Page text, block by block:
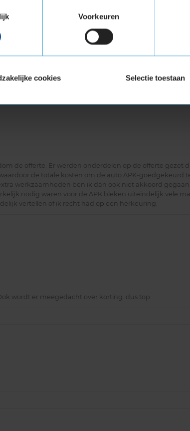
Voorkeuren
cookies Selectie toestaan
de offerte. Er werden onderdelen op de offerte gezet
de totale kosten om de auto APK-goedgekeurd
werkzaamheden ben ik dan ook niet akkoord
nodig waren voor de APK bleken uiteindelijk vele
vertellen of ik recht had op een herkeuring.
wordt er meegedacht over korting..dus top